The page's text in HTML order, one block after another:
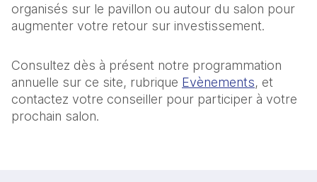
organisés sur le pavillon ou autour du salon pour
augmenter votre retour sur investissement.
Consultez dès à présent notre programmation
annuelle sur ce site, rubrique Evènements, et
contactez votre conseiller pour participer à votre
prochain salon.